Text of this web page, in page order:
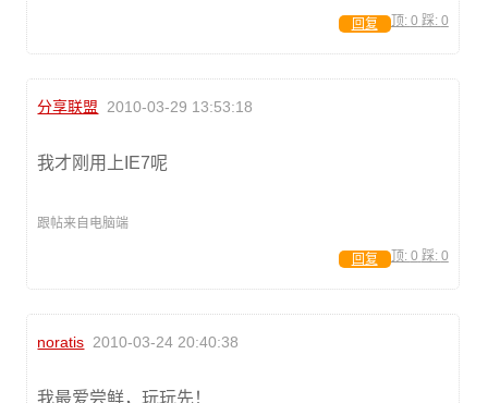
顶: 0 踩: 0
回复
分享联盟 2010-03-29 13:53:18
我才刚用上IE7呢
跟帖来自电脑端
顶: 0 踩: 0
回复
noratis 2010-03-24 20:40:38
我最爱尝鲜，玩玩先！